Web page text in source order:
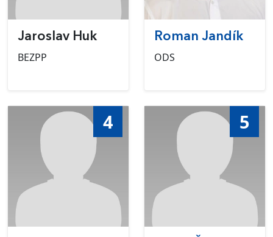
Jaroslav Huk
BEZPP
Roman Jandík
ODS
4 5